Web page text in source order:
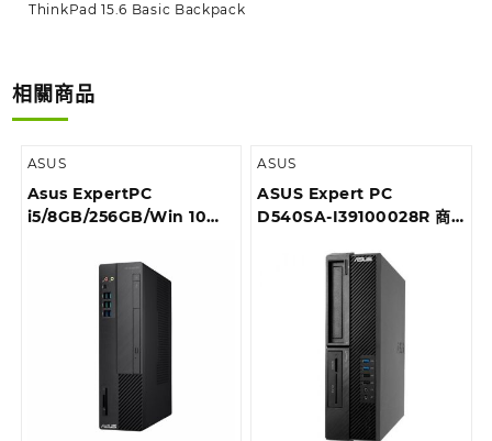
ThinkPad 15.6 Basic Backpack
相關商品
ASUS
Asus ExpertPC
i5/8GB/256GB/Win 10
D6414SFF-I59400036R
ASUS
ASUS Expert PC
D540SA-I39100028R 商